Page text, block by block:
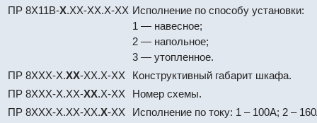
ПР 8Х11В-X.ХX-XХ.X-XX Исполнение по способу установки:
1 — навесное;
2 — напольное;
3 — утопленное.
ПР 8ХХХ-Х.XХ-XХ.X-XX
Конструктивный габарит шкафа.
ПР 8ХХХ-Х.ХХ-XX.Х-XX
Номер схемы.
ПР 8ХХХ-Х.ХХ-ХХ.X-XX
Исполнение по току: 1 – 100А; 2 –